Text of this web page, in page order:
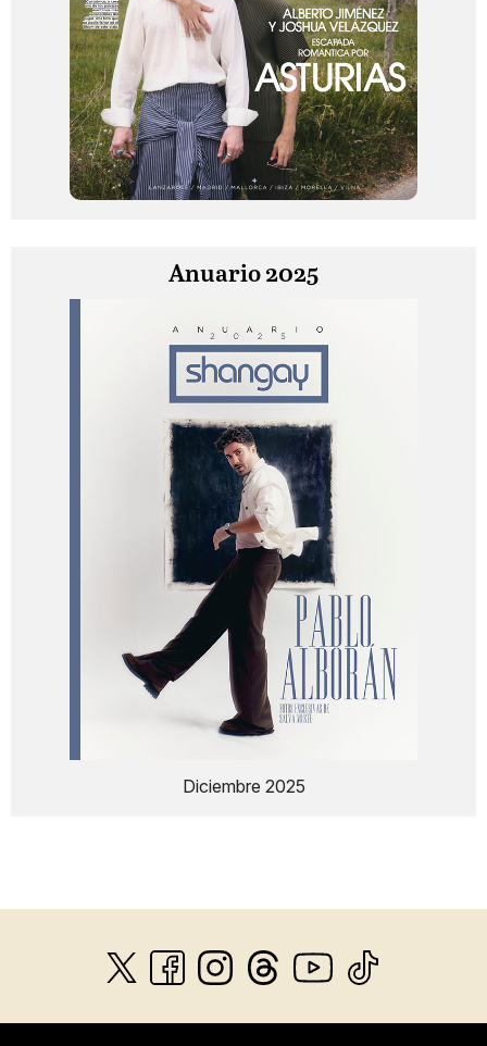
Anuario 2025
Diciembre 2025